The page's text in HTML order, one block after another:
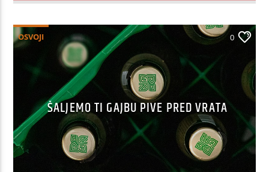
OSVOJI 0
ŠALJEMO TI GAJBU PIVE PRED VRATA